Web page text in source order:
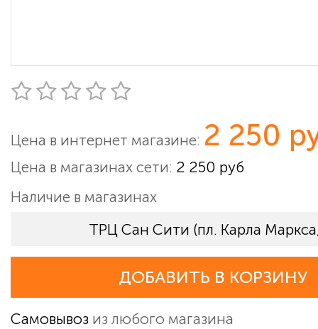
Цена в интернет магазине: 2 250
Цена в магазинах сети: 2 250 руб
Наличие в магазинах
ТРЦ Сан Сити (пл. Карла
ДОБАВИТЬ В КОРЗИНУ
Самовывоз из любого магазина